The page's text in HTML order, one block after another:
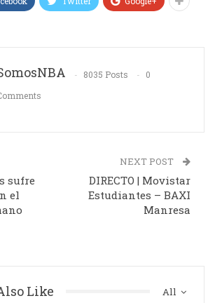
8035 Posts
0
sufre
el
NEXT POST
DIRECTO | Movistar
Estudiantes – BAXI
Manresa
All
Like